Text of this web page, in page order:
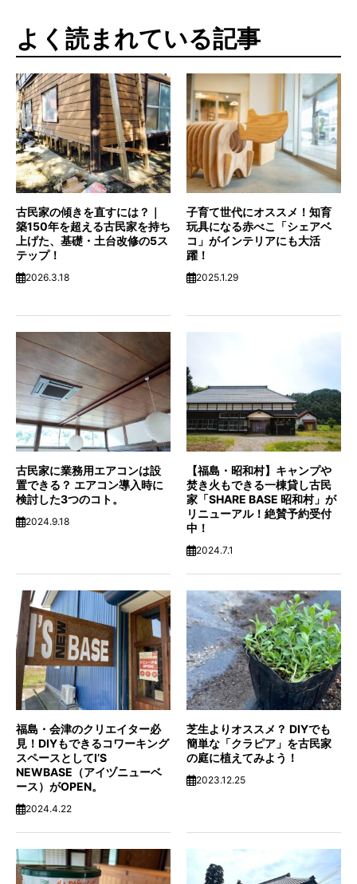
よく読まれている記事
古民家の傾きを直すには？｜
築150年を超える古民家を持ち
上げた、基礎・土台改修の5ス
テップ！
2026.3.18
子育て世代にオススメ！知育
玩具になる赤べこ「シェアベ
コ」がインテリアにも大活
躍！
2025.1.29
古民家に業務用エアコンは設
置できる？ エアコン導入時に
検討した3つのコト。
2024.9.18
【福島・昭和村】キャンプや
焚き火もできる一棟貸し古民
家「SHARE BASE 昭和村」が
リニューアル！絶賛予約受付
中！
2024.7.1
福島・会津のクリエイター必
見！DIYもできるコワーキング
スペースとしてI’S
NEWBASE（アイヅニューベ
ース）がOPEN。
2024.4.22
芝生よりオススメ？ DIYでも
簡単な「クラピア」を古民家
の庭に植えてみよう！
2023.12.25